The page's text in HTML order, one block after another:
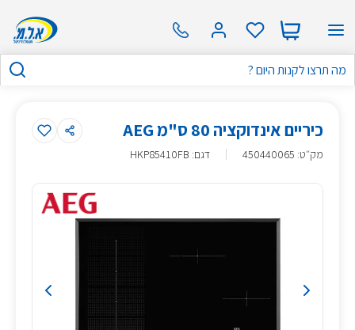
כיריים אינדוקציה 80 ס"מ AEG
מק״ט:
450440065 דגם: HKP85410FB